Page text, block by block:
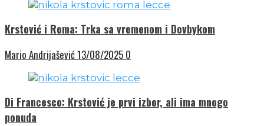
Krstović i Roma: Trka sa vremenom i Dovbykom
Mario Andrijašević13/08/2025 0
Di Francesco: Krstović je prvi izbor, ali ima mnogo
ponuda